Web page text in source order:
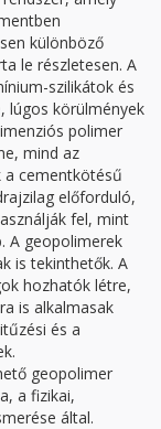
különböző
le részletesen. A
szilikátok és
lúgos körülmények
polimer
mind az
a cementkötésű
előforduló,
fel, mint
A geopolimerek
is tekinthetők. A
hozhatók létre,
is alkalmasak
és a
geopolimer
a fizikai,
által.